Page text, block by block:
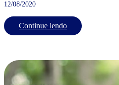
12/08/2020
Continue lendo